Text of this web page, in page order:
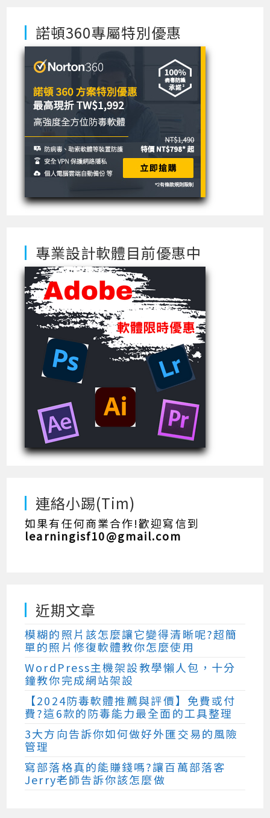
諾頓360專屬特別優惠
專業設計軟體目前優惠中
連絡小踢(Tim)
如果有任何商業合作!歡迎寫信到
learningisf10@gmail.com
近期文章
模糊的照片該怎麼讓它變得清晰呢?超簡
單的照片修復軟體教你怎麼使用
WordPress主機架設教學懶人包，十分
鐘教你完成網站架設
【2024防毒軟體推薦與評價】免費或付
費?這6款的防毒能力最全面的工具整理
3大方向告訴你如何做好外匯交易的風險
管理
寫部落格真的能賺錢嗎?讓百萬部落客
Jerry老師告訴你該怎麼做